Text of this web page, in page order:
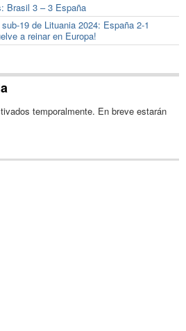
Brasil 3 – 3 España
19 de Lituania 2024: España 2-1
a reinar en Europa!
temporalmente. En breve estarán